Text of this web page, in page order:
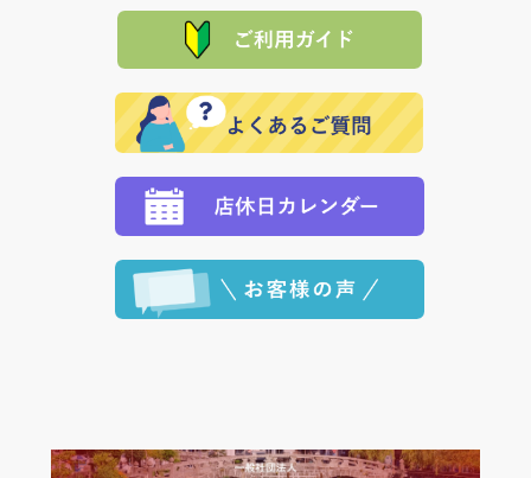
れの生産メーカーからお客様の元へ直送いたしますの
で、 それぞれ個別に送料が必要になります。
品代金を返金いたします。）
その際は誠に申し訳ありませんが、当協会までご注文
願いいたします。
た場合、お客様からの ご入金を確認した後で、商品を
※「クレジットカード」「PayPay」「楽天ペイ」を指
定された場合は、準備出来次第の便にてお送りいたし
ます。 （到着日指定をされている場合は、ご指定の日
程に合わせてお届けいたします。）